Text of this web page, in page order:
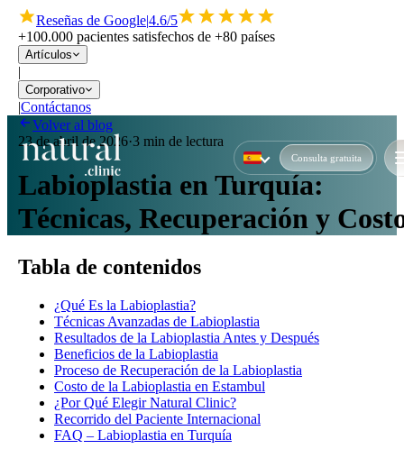
Reseñas de Google|4.6/5
+100.000 pacientes satisfechos de +80 países
Artículos
|
Corporativo
|Contáctanos
Consulta gratuita
Volver al blog
23 de abril de 2026·3 min de lectura
Labioplastia en Turquía:
Técnicas, Recuperación y
Tabla de contenidos
¿Qué Es la Labioplastia?
Técnicas Avanzadas de Labioplastia
Resultados de la Labioplastia Antes y Después
Beneficios de la Labioplastia
Proceso de Recuperación de la Labioplastia
Costo de la Labioplastia en Estambul
¿Por Qué Elegir Natural Clinic?
Recorrido del Paciente Internacional
FAQ – Labioplastia en Turquía